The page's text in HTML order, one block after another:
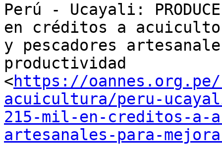
Perú - Ucayali:
en créditos a
y pescadores
productividad
<https://
acuicultura/peru-
215-mil-en-creditos-a-
artesanales-para-